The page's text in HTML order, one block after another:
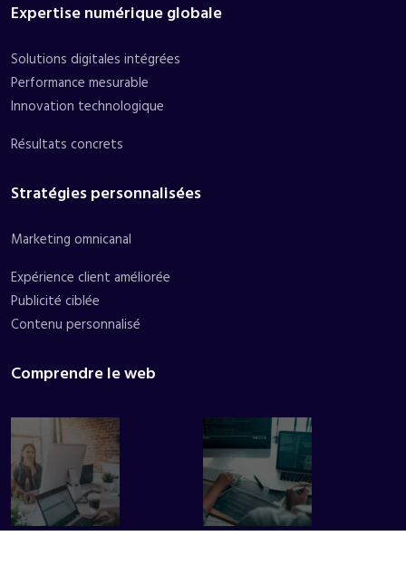
Expertise numérique globale
Solutions digitales intégrées
Performance mesurable
Innovation technologique
Résultats concrets
Stratégies personnalisées
Marketing omnicanal
Expérience client améliorée
Publicité ciblée
Contenu personnalisé
Comprendre le web